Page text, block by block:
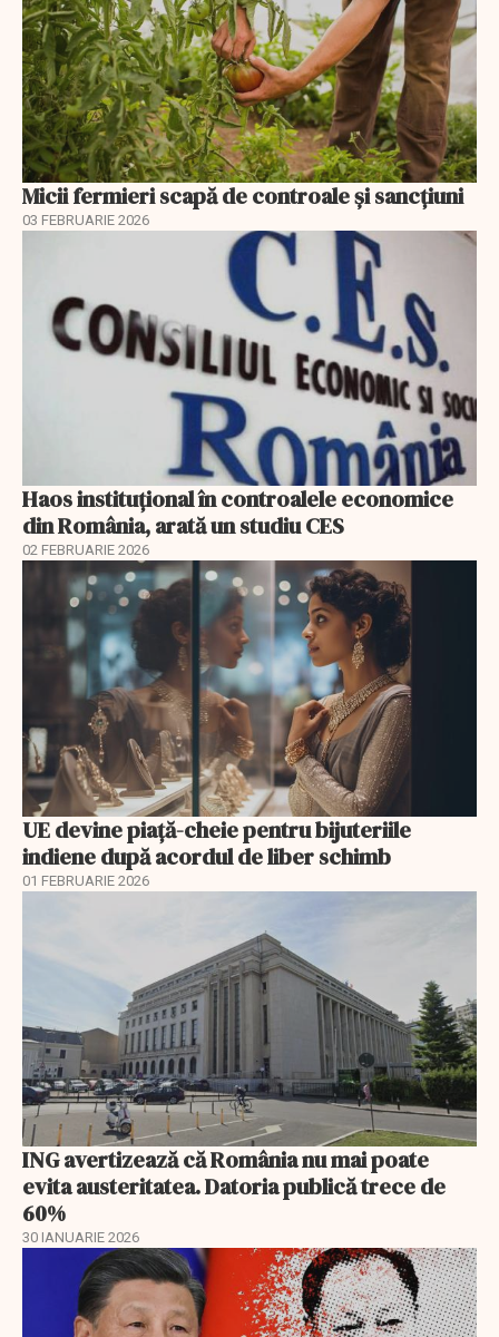
Micii fermieri scapă de controale și sancțiuni
03 FEBRUARIE 2026
Haos instituțional în controalele economice
din România, arată un studiu CES
02 FEBRUARIE 2026
UE devine piață-cheie pentru bijuteriile
indiene după acordul de liber schimb
01 FEBRUARIE 2026
ING avertizează că România nu mai poate
evita austeritatea. Datoria publică trece de
60%
30 IANUARIE 2026